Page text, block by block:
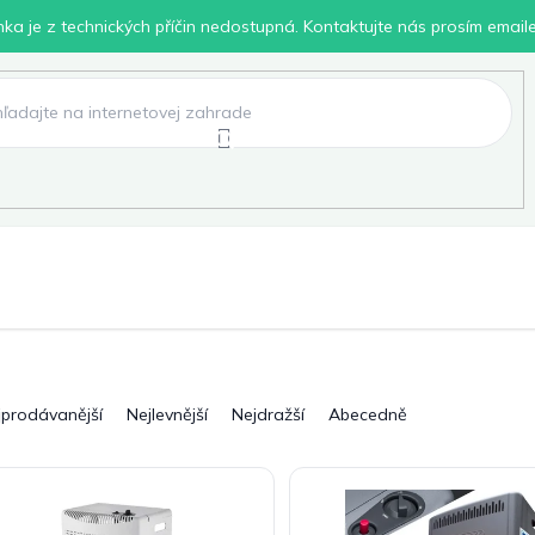
je z technických příčin nedostupná. Kontaktujte nás prosím
Nejlevnější Nejdražší Abecedně